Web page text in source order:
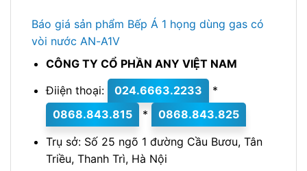
Báo giá sản phẩm Bếp Á 1 họng dùng gas có
vòi nước AN-A1V
CÔNG TY CỔ PHẦN ANY VIỆT NAM
Điiện thoại:
024.6663.2233
*
0868.843.815
*
0868.843.825
Trụ sở: Số 25 ngõ 1 đường Cầu Bươu, Tân
Triều, Thanh Trì, Hà Nội